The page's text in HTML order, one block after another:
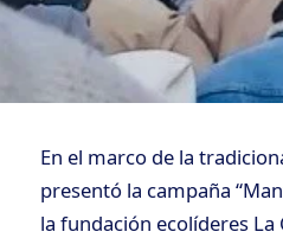
En el marco de la
presentó la campaña
la fundación ecolíderes La